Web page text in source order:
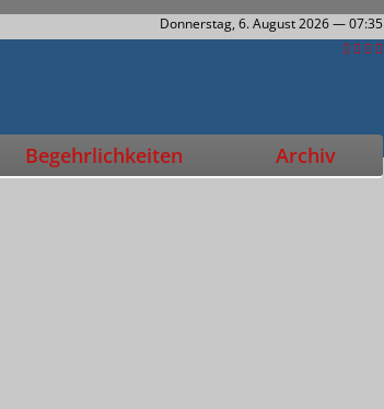
Donnerstag, 6. August 2026— 07:35
Begehrlichkeiten Archiv